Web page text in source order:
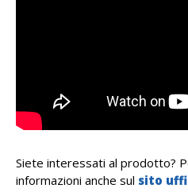
Siete interessati al prodotto?
informazioni anche sul sito